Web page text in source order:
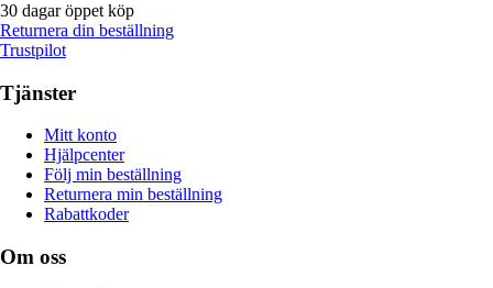
30 dagar öppet köp
Returnera din beställning
Trustpilot
Tjänster
Mitt konto
Hjälpcenter
Följ min beställning
Returnera min beställning
Rabattkoder
Om oss